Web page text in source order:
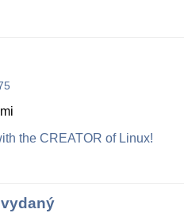
the CREATOR of Linux!